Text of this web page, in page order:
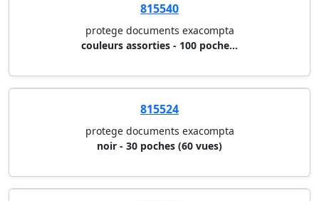
815540
protege documents exacompta
couleurs assorties - 100 poche...
815524
protege documents exacompta
noir - 30 poches (60 vues)